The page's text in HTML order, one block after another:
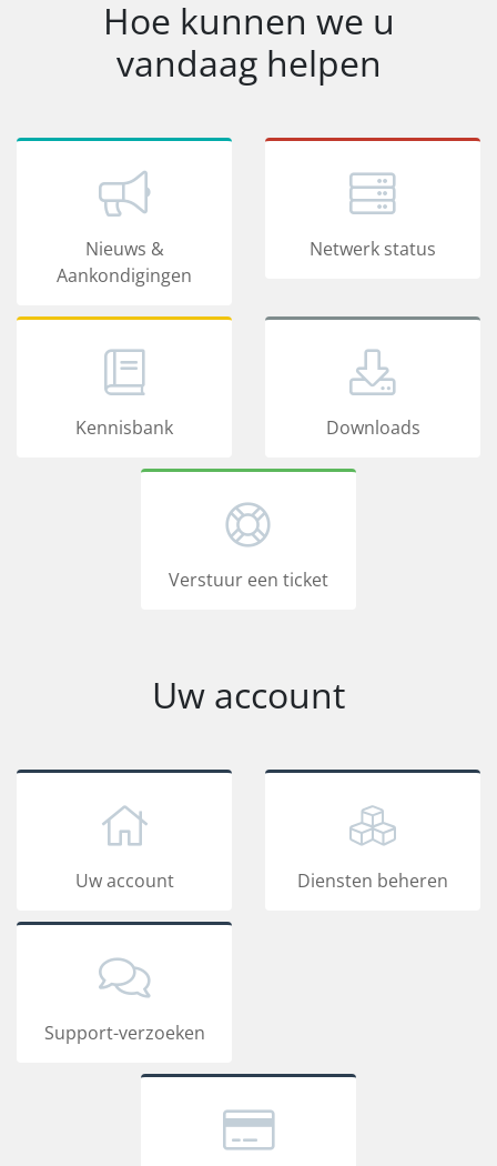
Hoe kunnen we u
vandaag helpen
Nieuws &
Aankondigingen
Netwerk status
Kennisbank Downloads
Verstuur een ticket
Uw account
Uw account Diensten beheren
Support-verzoeken